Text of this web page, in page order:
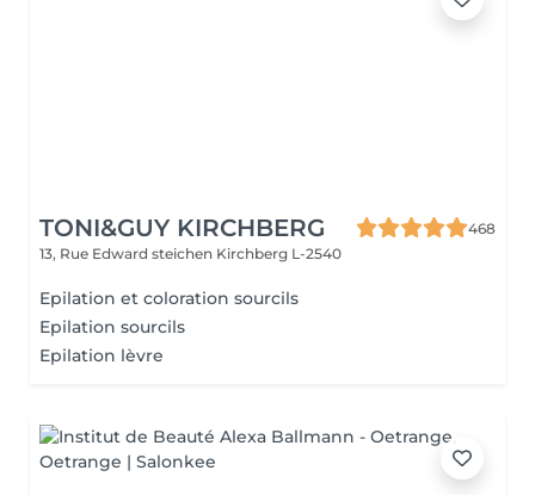
TONI&GUY KIRCHBERG
468
13, Rue Edward steichen Kirchberg L-2540
Epilation et coloration sourcils
Epilation sourcils
Epilation lèvre